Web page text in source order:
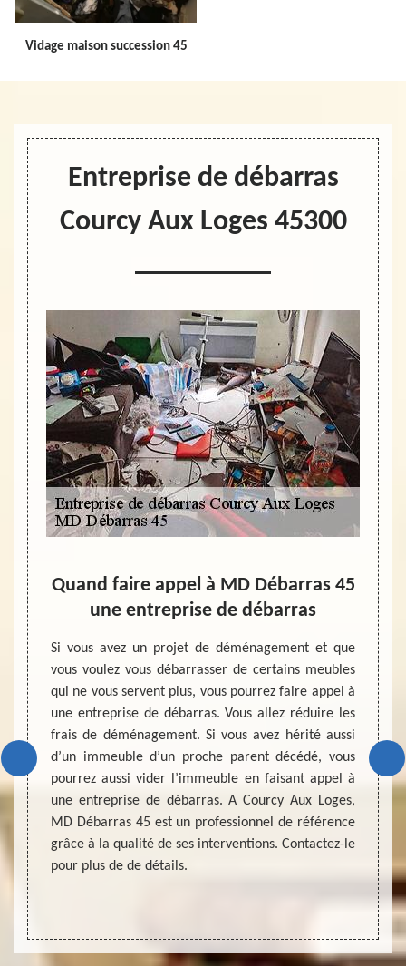
Vidage maison succession 45
Entreprise de débarras
Courcy Aux Loges 45300
la
l’air.
du
les
eux
et
de
en
de
Quand faire appel à MD Débarras 45
une entreprise de débarras
Si vous avez un projet de déménagement et que
vous voulez vous débarrasser de certains meubles
qui ne vous servent plus, vous pourrez faire appel à
une entreprise de débarras. Vous allez réduire les
frais de déménagement. Si vous avez hérité aussi
d’un immeuble d’un proche parent décédé, vous
pourrez aussi vider l’immeuble en faisant appel à
une entreprise de débarras. A Courcy Aux Loges,
MD Débarras 45 est un professionnel de référence
grâce à la qualité de ses interventions. Contactez-le
pour plus de de détails.
tête.
très
vivre
de